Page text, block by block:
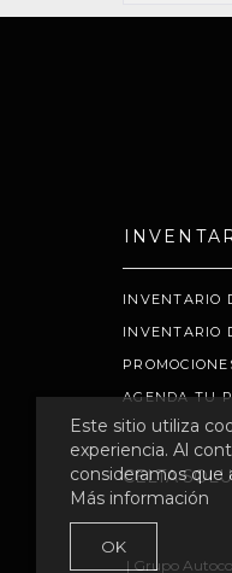
INVENTARIO
INVENTARIO
AGENDA TU
CELTA
| Grupo
Este sitio utiliza
experiencia. Al
consideramos que
Más información
OK